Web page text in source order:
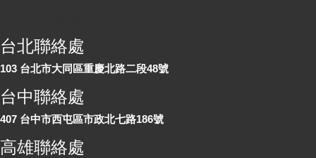
台北聯絡處
103 台北市大同區重慶北路二段48號
台中聯絡處
407 台中市西屯區市政北七路186號
高雄聯絡處